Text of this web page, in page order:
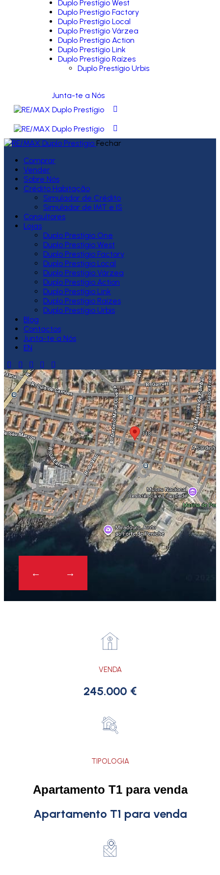
Duplo Prestígio West
Duplo Prestígio Factory
Duplo Prestígio Local
Duplo Prestígio Várzea
Duplo Prestígio Action
Duplo Prestígio Link
Duplo Prestígio Raízes
Duplo Prestígio Urbis
Junta-te a Nós
Fechar
Comprar
Vender
Sobre Nós
Crédito Habitação
Simulador de Crédito
Simulador de IMT e IS
Consultores
Lojas
Duplo Prestígio One
Duplo Prestígio West
Duplo Prestígio Factory
Duplo Prestígio Local
Duplo Prestígio Várzea
Duplo Prestígio Action
Duplo Prestígio Link
Duplo Prestígio Raízes
Duplo Prestígio Urbis
Blog
Contactos
Junta-te a Nós
EN
VENDA
245.000 €
TIPOLOGIA
Apartamento T1 para venda
Apartamento T1 para venda